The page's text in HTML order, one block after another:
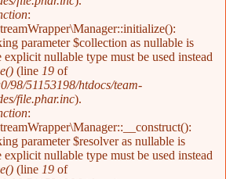
:
parameter $collection as nullable is
explicit nullable type must be used instead
(line 19 of
98/51153198/htdocs/team-
file.phar.inc).
:
parameter $resolver as nullable is
explicit nullable type must be used instead
(line 19 of